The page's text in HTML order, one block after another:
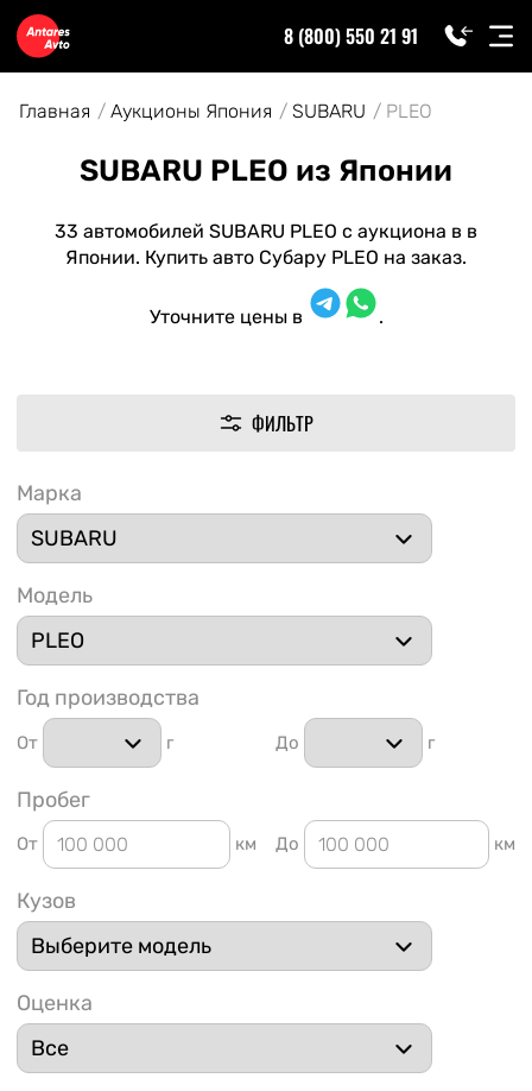
91
8 (800) 550 21 91
Главная Аукционы Япония SUBARU PLEO
SUBARU PLEO из Японии
33 автомобилей SUBARU PLEO с аукциона в в
Японии. Купить авто Субару PLEO на заказ.
Уточните цены в .
ФИЛЬТР
Марка
Модель
Год производства
От г До г
Пробег
От км До км
Кузов
Оценка